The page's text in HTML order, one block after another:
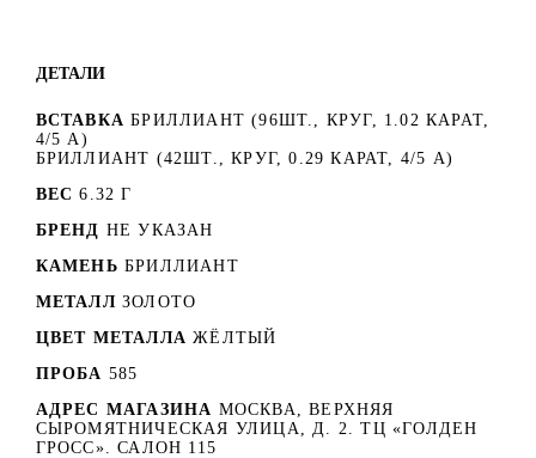
ДЕТАЛИ
ВСТАВКА БРИЛЛИАНТ (96ШТ., КРУГ, 1.02 КАРАТ,
4/5 А)
БРИЛЛИАНТ (42ШТ., КРУГ, 0.29 КАРАТ, 4/5 А)
ВЕС 6.32 Г
БРЕНД НЕ УКАЗАН
КАМЕНЬ БРИЛЛИАНТ
МЕТАЛЛ ЗОЛОТО
ЦВЕТ МЕТАЛЛА ЖЁЛТЫЙ
ПРОБА 585
АДРЕС МАГАЗИНА МОСКВА, ВЕРХНЯЯ
СЫРОМЯТНИЧЕСКАЯ УЛИЦА, Д. 2. ТЦ «ГОЛДЕН
ГРОСС». САЛОН 115